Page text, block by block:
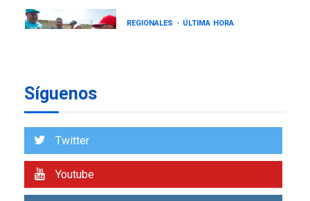
1
NACIONALES
TITULARES
2
reportadas como
Síguenos
Twitter
Youtube